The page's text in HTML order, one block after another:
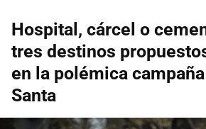
Hospital, cárcel o
tres destinos
en la polémica
Santa